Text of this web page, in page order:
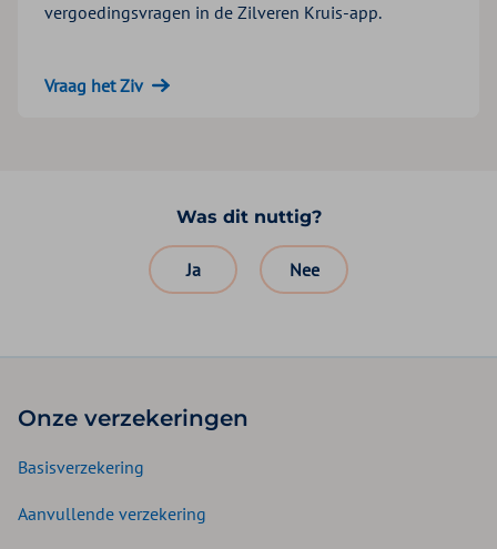
vergoedingsvragen in de Zilveren Kruis-app.
Vraag het Ziv
Was dit nuttig?
Ja Nee
Onze verzekeringen
Basisverzekering
Aanvullende verzekering